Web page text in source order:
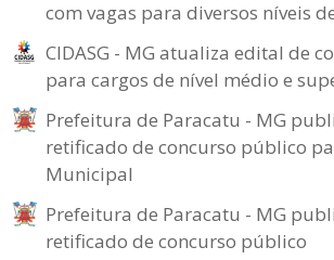
com vagas para diversos níveis
CIDASG - MG atualiza edital de
para cargos de nível médio e
Prefeitura de Paracatu - MG
retificado de concurso público
Municipal
Prefeitura de Paracatu - MG
retificado de concurso público